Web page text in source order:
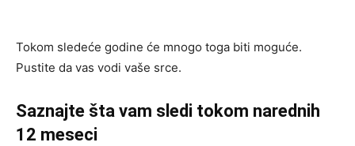
Tokom sledeće godine će mnogo toga biti moguće.
Pustite da vas vodi vaše srce.
Saznajte šta vam sledi tokom narednih
12 meseci